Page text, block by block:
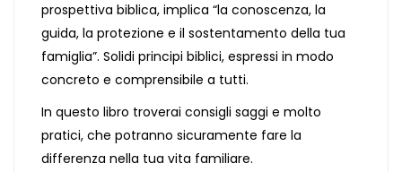
prospettiva biblica, implica “la conoscenza, la
guida, la protezione e il sostentamento della tua
famiglia”. Solidi principi biblici, espressi in modo
concreto e comprensibile a tutti.
In questo libro troverai consigli saggi e molto
pratici, che potranno sicuramente fare la
differenza nella tua vita familiare.